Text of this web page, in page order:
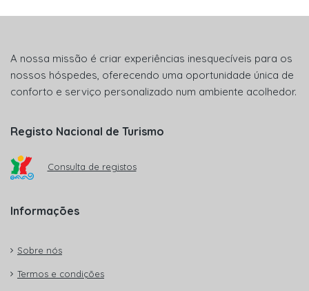
A nossa missão é criar experiências inesquecíveis para os
nossos hóspedes, oferecendo uma oportunidade única de
conforto e serviço personalizado num ambiente acolhedor.
Registo Nacional de Turismo
Consulta de registos
Informações
Sobre nós
Termos e condições